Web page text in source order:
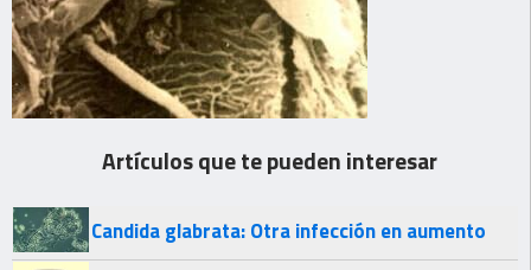
Artículos que te pueden interesar
Candida glabrata: Otra infección en aumento